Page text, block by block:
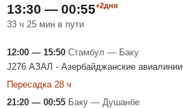
13:30 — 00:55+2дня
33 ч 25 мин в пути
12:00 — 15:50 Стамбул — Баку
J276 АЗАЛ - Азербайджанские авиалинии
Пересадка 28 ч
21:20 — 00:55 Баку — Душанбе